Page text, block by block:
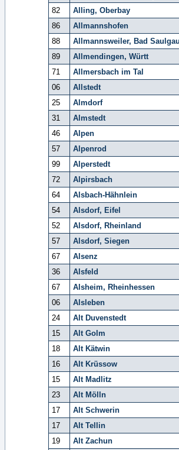
82
Alling, Oberbay
86
Allmannshofen
88
Allmannsweiler, Bad Saulgau
89
Allmendingen, Württ
71
Allmersbach im Tal
06
Allstedt
25
Almdorf
31
Almstedt
46
Alpen
57
Alpenrod
99
Alperstedt
72
Alpirsbach
64
Alsbach-Hähnlein
54
Alsdorf, Eifel
52
Alsdorf, Rheinland
57
Alsdorf, Siegen
67
Alsenz
36
Alsfeld
67
Alsheim, Rheinhessen
06
Alsleben
24
Alt Duvenstedt
15
Alt Golm
18
Alt Kätwin
16
Alt Krüssow
15
Alt Madlitz
23
Alt Mölln
17
Alt Schwerin
17
Alt Tellin
19
Alt Zachun